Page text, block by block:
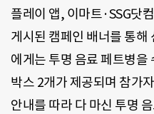
플레이 앱, 이마트·SSG닷
게시된 캠페인 배너를 통해
에게는 투명 음료 페트병을
박스 2개가 제공되며 참가
안내를 따라 다 마신 투명